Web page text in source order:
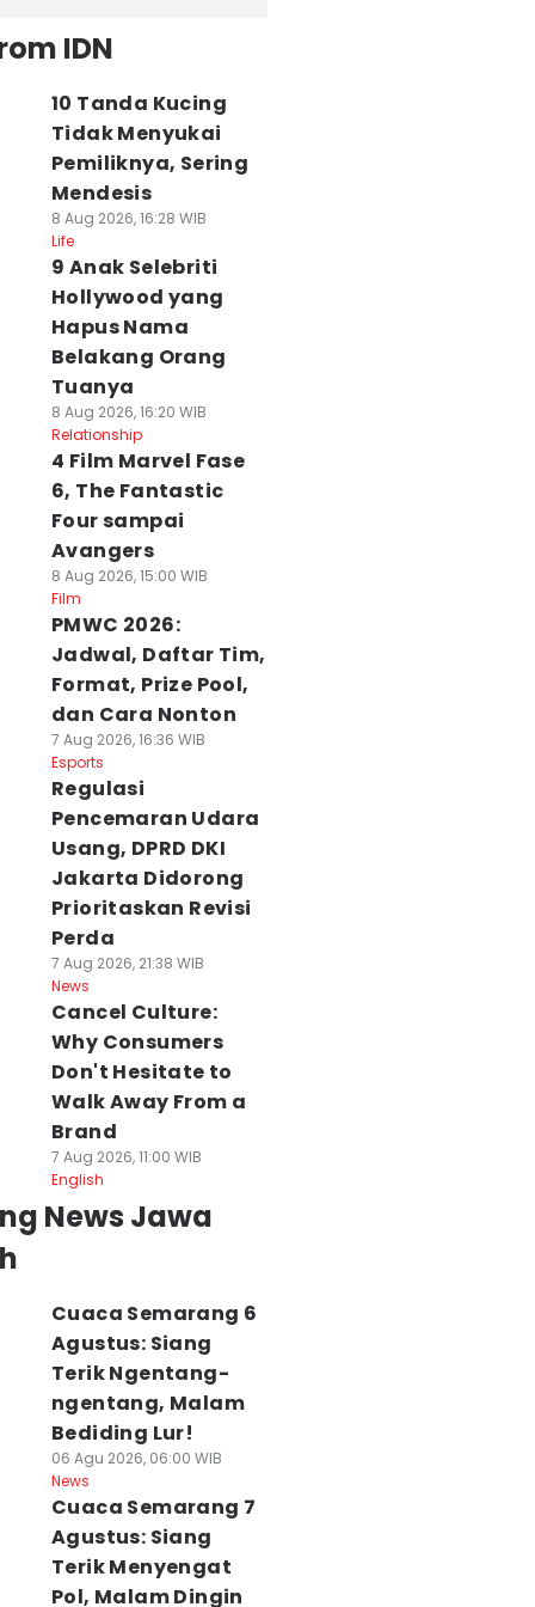
IDN
10 Tanda Kucing
Tidak Menyukai
Pemiliknya, Sering
Mendesis
8 Aug 2026, 16:28 WIB
Life
9 Anak Selebriti
Hollywood yang
Hapus Nama
Belakang Orang
Tuanya
8 Aug 2026, 16:20 WIB
Relationship
4 Film Marvel Fase
6, The Fantastic
Four sampai
Avangers
8 Aug 2026, 15:00 WIB
Film
PMWC 2026:
Jadwal, Daftar Tim,
Format, Prize Pool,
dan Cara Nonton
7 Aug 2026, 16:36 WIB
Esports
Regulasi
Pencemaran Udara
Usang, DPRD DKI
Jakarta Didorong
Prioritaskan Revisi
Perda
7 Aug 2026, 21:38 WIB
News
Cancel Culture:
Why Consumers
Don't Hesitate to
Walk Away From a
Brand
7 Aug 2026, 11:00 WIB
English
News Jawa
Cuaca Semarang 6
Agustus: Siang
Terik Ngentang-
ngentang, Malam
Bediding Lur!
06 Agu 2026, 06:00 WIB
News
Cuaca Semarang 7
Agustus: Siang
Terik Menyengat
Pol, Malam Dingin